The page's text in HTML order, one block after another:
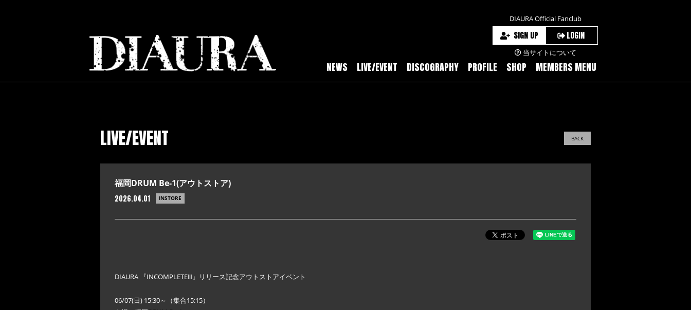
DIAURA Official Fanclub
SIGN UP LOGIN
当サイトについて
NEWS LIVE/EVENT DISCOGRAPHY PROFILE SHOP MEMBERS MENU
LIVE/EVENT BACK
福岡DRUM Be-1(アウトストア)
2026.04.01 INSTORE
DIAURA 『INCOMPLETEⅢ』リリース記念アウトストアイベント
06/07(日) 15:30～（集合15:15）